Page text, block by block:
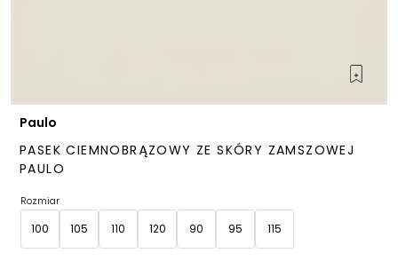
Paulo
PASEK CIEMNOBRĄZOWY ZE SKÓRY ZAMSZOWEJ
PAULO
Rozmiar
100 105 110 120 90 95 115